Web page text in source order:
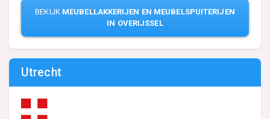
BEKIJK MEUBELLAKKERIJEN EN MEUBELSPUITERIJEN
IN OVERIJSSEL
Utrecht